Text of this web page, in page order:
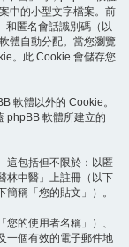
中的小型文字檔案。前
和匿名會話識別碼（以
體自動分配。當您瀏覽
。此 Cookie 會儲存您
軟體以外的 Cookie。
phpBB 軟體所建立的
這包括但不限於：以匿
林中醫」上註冊（以下
稱「您的貼文」）。
的使用者名稱」）、
一個有效的電子郵件地